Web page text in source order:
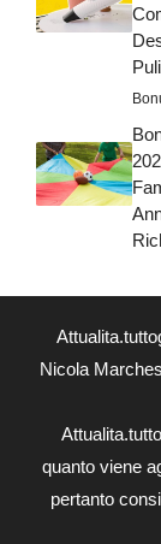
Nicola
quanto viene
pertanto